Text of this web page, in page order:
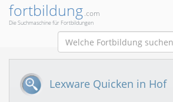
fortbildung.com
Die Suchmaschine für Fortbildungen
Lexware Quicken in Hof